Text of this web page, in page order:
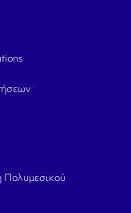
Πολυμεσικού